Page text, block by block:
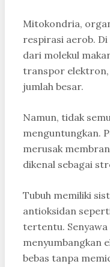
Mitokondria,
respirasi aerob.
dari molekul
transpor elektron,
jumlah besar.
Namun, tidak
menguntungkan.
merusak
dikenal sebagai
Tubuh memiliki
antioksidan
tertentu.
menyumbangkan
bebas tanpa